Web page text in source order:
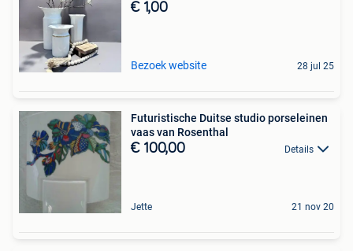
€ 1,00
Bezoek website 28 jul 25
Futuristische Duitse studio porseleinen
vaas van Rosenthal
€ 100,00 Details
Jette 21 nov 20